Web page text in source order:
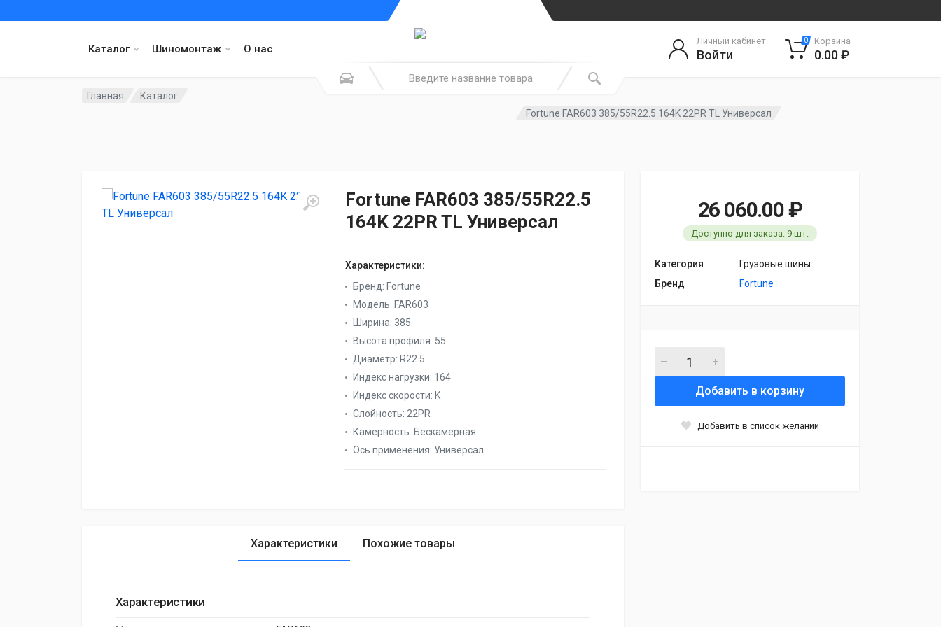
Каталог Шиномонтаж О нас
Личный кабинет
Войти
0 Корзина
0.00 ₽
Главная
Каталог
Fortune FAR603 385/55R22.5 164K 22PR TL Универсал
Fortune FAR603 385/55R22.5
164K 22PR TL Универсал
Характеристики:
Бренд: Fortune
Модель: FAR603
Ширина: 385
Высота профиля: 55
Диаметр: R22.5
Индекс нагрузки: 164
Индекс скорости: K
Слойность: 22PR
Камерность: Бескамерная
Ось применения: Универсал
26 060.00 ₽
Доступно для заказа: 9 шт.
Категория
Грузовые шины
Бренд
Fortune
Добавить в корзину
Добавить в список желаний
Характеристики Похожие товары
Характеристики